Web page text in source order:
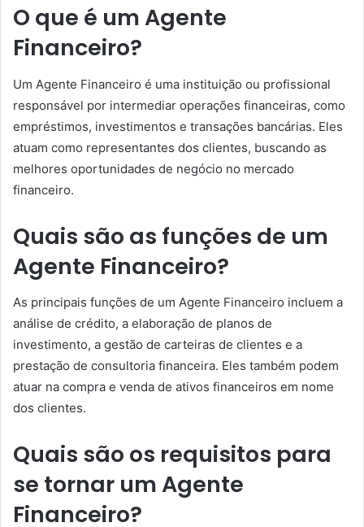
O que é um Agente
Financeiro?
Um Agente Financeiro é uma instituição ou profissional
responsável por intermediar operações financeiras, como
empréstimos, investimentos e transações bancárias. Eles
atuam como representantes dos clientes, buscando as
melhores oportunidades de negócio no mercado
financeiro.
Quais são as funções de um
Agente Financeiro?
As principais funções de um Agente Financeiro incluem a
análise de crédito, a elaboração de planos de
investimento, a gestão de carteiras de clientes e a
prestação de consultoria financeira. Eles também podem
atuar na compra e venda de ativos financeiros em nome
dos clientes.
Quais são os requisitos para
se tornar um Agente
Financeiro?